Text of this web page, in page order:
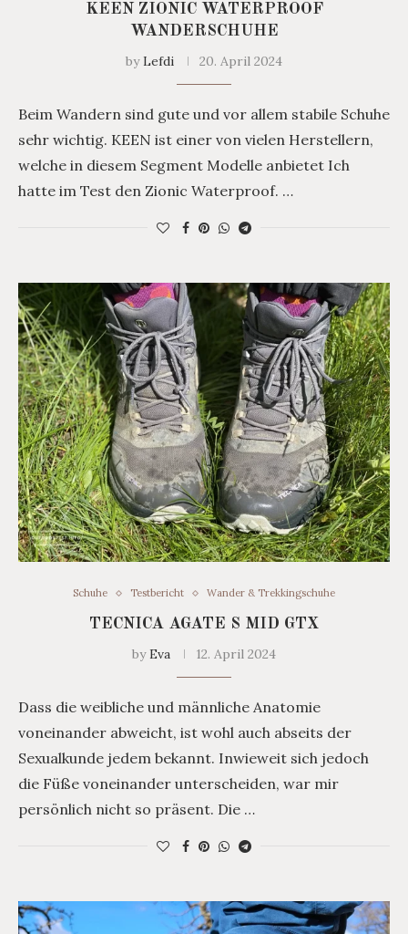
KEEN ZIONIC WATERPROOF
WANDERSCHUHE
byLefdi 20. April 2024
Beim Wandern sind gute und vor allem stabile Schuhe
sehr wichtig. KEEN ist einer von vielen Herstellern,
welche in diesem Segment Modelle anbietet Ich
hatte im Test den Zionic Waterproof. …
Schuhe Testbericht Wander & Trekkingschuhe
TECNICA AGATE S MID GTX
byEva 12. April 2024
Dass die weibliche und männliche Anatomie
voneinander abweicht, ist wohl auch abseits der
Sexualkunde jedem bekannt. Inwieweit sich jedoch
die Füße voneinander unterscheiden, war mir
persönlich nicht so präsent. Die …